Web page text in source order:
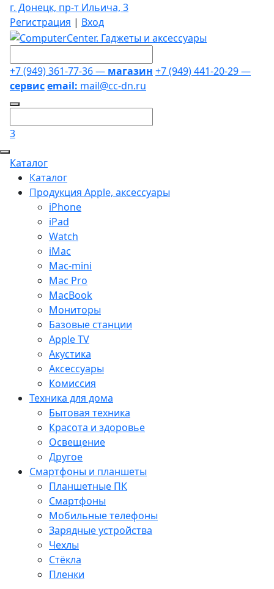
г. Донецк, пр-т Ильича, 3
Регистрация | Вход
+7 (949) 361-77-36 — магазин +7 (949) 441-20-29 —
сервисemail: mail@cc-dn.ru
3
Каталог
Каталог
Продукция Apple, аксессуары
iPhone
iPad
Watch
iMac
Mac-mini
Mac Pro
MacBook
Мониторы
Базовые станции
Apple TV
Акустика
Аксессуары
Комиссия
Техника для дома
Бытовая техника
Красота и здоровье
Освещение
Другое
Смартфоны и планшеты
Планшетные ПК
Смартфоны
Мобильные телефоны
Зарядные устройства
Чехлы
Стёкла
Пленки